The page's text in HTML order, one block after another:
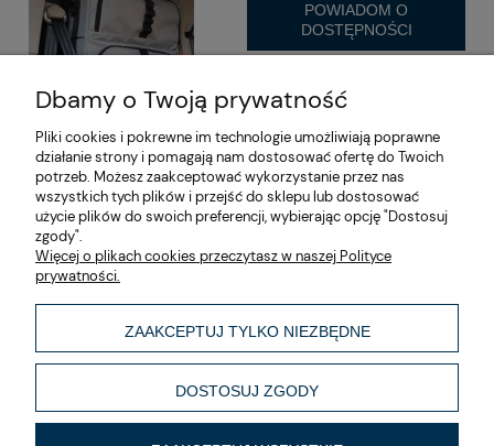
POWIADOM O
DOSTĘPNOŚCI
O nas
Informacje
Dbamy o Twoją prywatność
Pliki cookies i pokrewne im technologie umożliwiają poprawne
działanie strony i pomagają nam dostosować ofertę do Twoich
potrzeb. Możesz zaakceptować wykorzystanie przez nas
wszystkich tych plików i przejść do sklepu lub dostosować
użycie plików do swoich preferencji, wybierając opcję "Dostosuj
zgody".
Więcej o plikach cookies przeczytasz w naszej Polityce
prywatności.
ZAAKCEPTUJ TYLKO NIEZBĘDNE
DOSTOSUJ ZGODY